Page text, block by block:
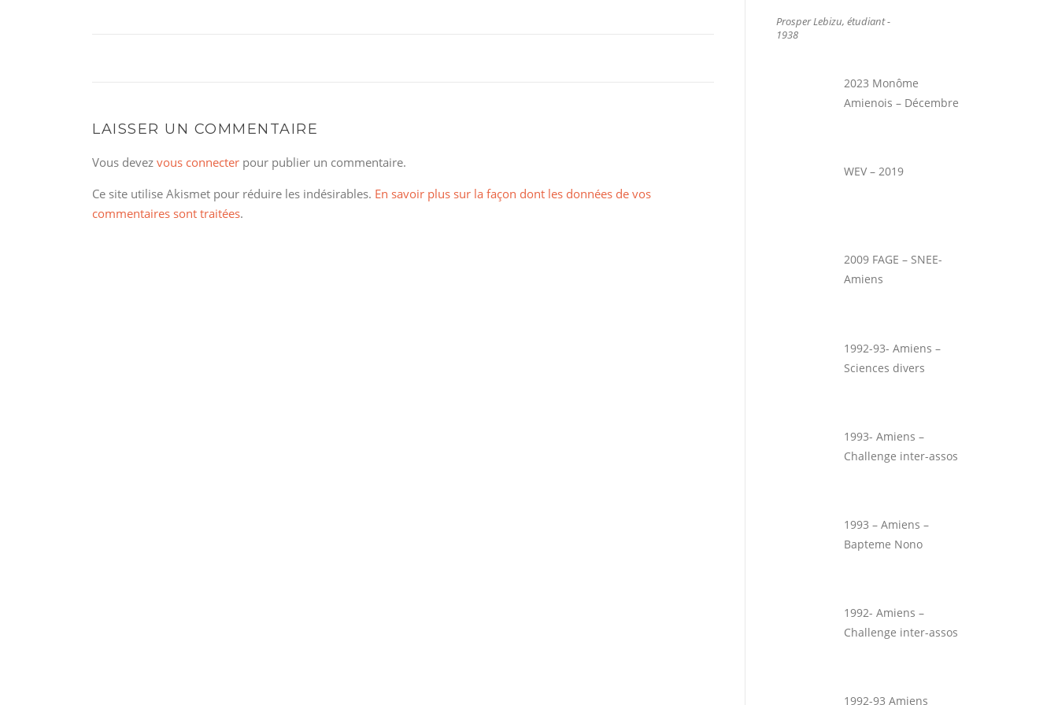
LAISSER UN COMMENTAIRE
Vous devez vous connecter pour publier un commentaire.
Ce site utilise Akismet pour réduire les indésirables. En savoir plus sur la façon dont les données de vos
commentaires sont traitées.
Prosper Lebizu, étudiant -
1938
2023 Monôme
Amienois – Décembre
WEV – 2019
2009 FAGE – SNEE-
Amiens
1992-93- Amiens –
Sciences divers
1993- Amiens –
Challenge inter-assos
1993 – Amiens –
Bapteme Nono
1992- Amiens –
Challenge inter-assos
1992-93 Amiens